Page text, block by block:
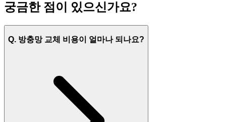
궁금한 점이 있으신가요?
Q. 방충망 교체 비용이 얼마나 되나요?